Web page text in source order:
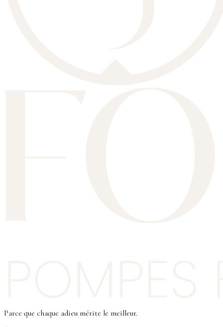
Parce que chaque adieu mérite le meilleur.